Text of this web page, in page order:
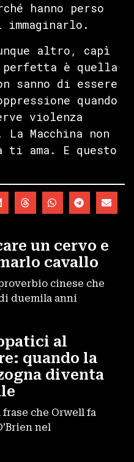
hanno perso
altro, capì
è quella
sanno di essere
quando
violenza
La Macchina non
ti ama. E questo
un cervo e
cavallo
proverbio cinese che
duemila anni
al
quando la
diventa
frase che Orwell fa
nel